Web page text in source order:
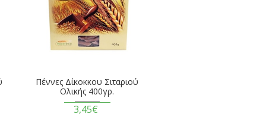
Πέννες Δίκοκκου Σιταριού
Ολικής 400γρ.
3,45€